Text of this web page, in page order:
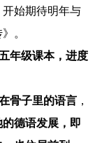
始期待明年与
。
年级课本，进度
骨子里的语言 ，
的德语发展，即